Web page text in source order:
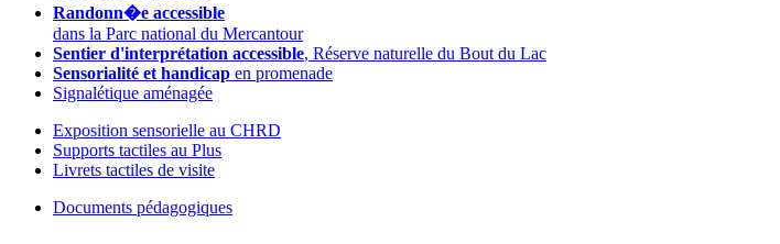
Randonn�e accessible
dans la Parc national du Mercantour
Sentier d'interprétation accessible, Réserve naturelle du Bout du Lac
Sensorialité et handicap en promenade
Signalétique aménagée
Exposition sensorielle au CHRD
Supports tactiles au Plus
Livrets tactiles de visite
Documents pédagogiques